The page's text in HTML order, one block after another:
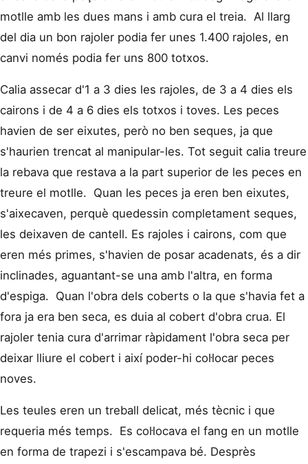
motlle amb les dues mans i amb cura el treia. Al llarg
del dia un bon rajoler podia fer unes 1.400 rajoles, en
canvi només podia fer uns 800 totxos.
Calia assecar d'1 a 3 dies les rajoles, de 3 a 4 dies els
cairons i de 4 a 6 dies els totxos i toves. Les peces
havien de ser eixutes, però no ben seques, ja que
s'haurien trencat al manipular-les. Tot seguit calia treure
la rebava que restava a la part superior de les peces en
treure el motlle. Quan les peces ja eren ben eixutes,
s'aixecaven, perquè quedessin completament seques,
les deixaven de cantell. Es rajoles i cairons, com que
eren més primes, s'havien de posar acadenats, és a dir
inclinades, aguantant-se una amb l'altra, en forma
d'espiga. Quan l'obra dels coberts o la que s'havia fet a
fora ja era ben seca, es duia al cobert d'obra crua. El
rajoler tenia cura d'arrimar ràpidament l'obra seca per
deixar lliure el cobert i així poder-hi col·locar peces
noves.
Les teules eren un treball delicat, més tècnic i que
requeria més temps. Es col·locava el fang en un motlle
en forma de trapezi i s'escampava bé. Desprès